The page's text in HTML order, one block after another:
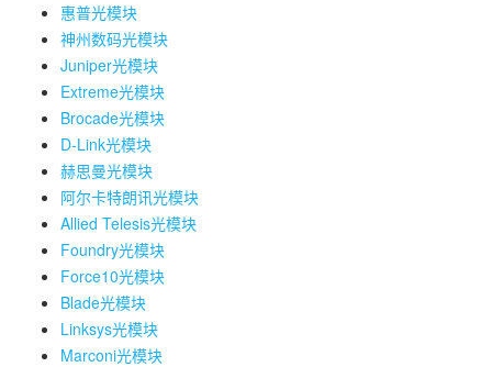
惠普光模块
神州数码光模块
Juniper光模块
Extreme光模块
Brocade光模块
D-Link光模块
赫思曼光模块
阿尔卡特朗讯光模块
Allied Telesis光模块
Foundry光模块
Force10光模块
Blade光模块
Linksys光模块
Marconi光模块